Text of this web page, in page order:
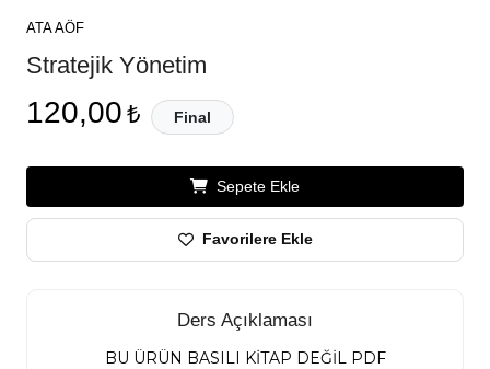
ATA AÖF
Stratejik Yönetim
120,00 ₺ Final
Sepete Ekle
Favorilere Ekle
Ders Açıklaması
BU ÜRÜN BASILI KİTAP DEĞİL PDF